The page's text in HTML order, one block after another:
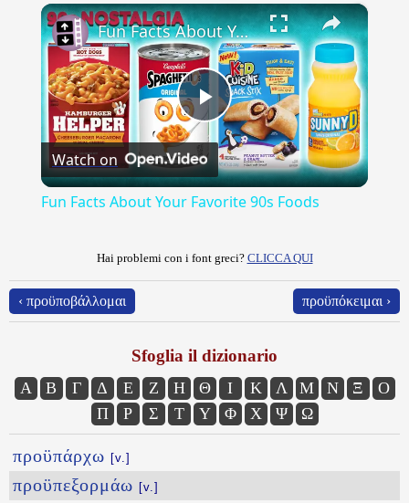
Play Unmute ×
Play
Video
Fun Facts About Your Favorite 90s Foods
Watch on
Fun Facts About Your Favorite 90s Foods
Hai problemi con i font greci? CLICCA QUI
‹ προϋποβάλλομαι προϋπόκειμαι ›
Sfoglia il dizionario
Α Β Γ Δ Ε Ζ Η Θ Ι Κ Λ Μ Ν Ξ
Ο
Π
Ρ Σ Τ Υ Φ Χ Ψ Ω
προϋπάρχω [v.]
προϋπεξορμάω [v.]